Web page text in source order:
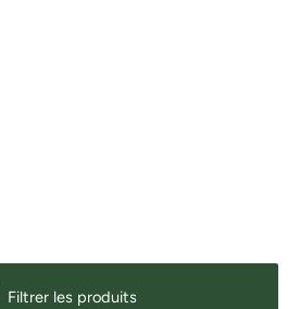
Filtrer les produits